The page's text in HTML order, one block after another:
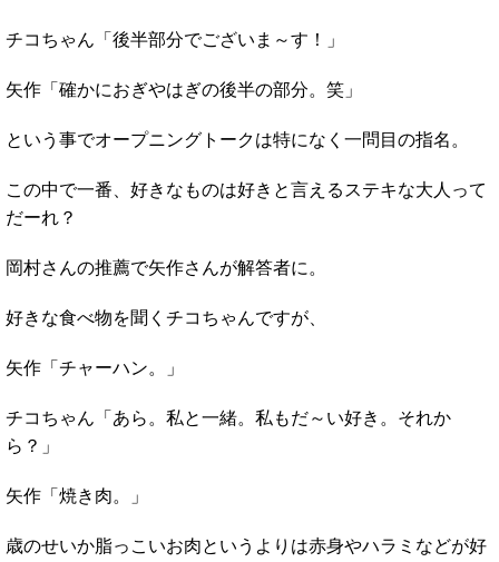
チコちゃん「後半部分でございま～す！」
矢作「確かにおぎやはぎの後半の部分。笑」
という事でオープニングトークは特になく一問目の指名。
この中で一番、好きなものは好きと言えるステキな大人って
だーれ？
岡村さんの推薦で矢作さんが解答者に。
好きな食べ物を聞くチコちゃんですが、
矢作「チャーハン。」
チコちゃん「あら。私と一緒。私もだ～い好き。それか
ら？」
矢作「焼き肉。」
歳のせいか脂っこいお肉というよりは赤身やハラミなどが好